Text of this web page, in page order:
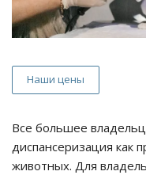
Наши цены
Все большее
диспансеризация как
животных. Для